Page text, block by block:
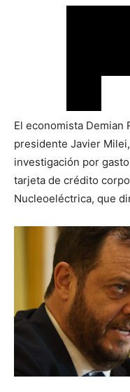
El economista Demian
presidente Javier
investigación por
tarjeta de crédito
Nucleoeléctrica, que